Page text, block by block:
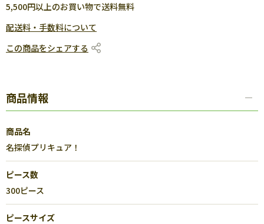
5,500円以上のお買い物で送料無料
配送料・手数料について
この商品をシェアする
商品情報
商品名
名探偵プリキュア！
ピース数
300ピース
ピースサイズ